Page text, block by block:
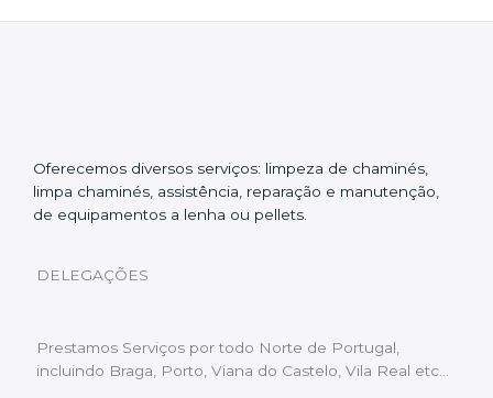
Oferecemos diversos serviços: limpeza de chaminés,
limpa chaminés, assistência, reparação e manutenção,
de equipamentos a lenha ou pellets.
DELEGAÇÕES
Prestamos Serviços por todo Norte de Portugal,
incluindo Braga, Porto, Viana do Castelo, Vila Real etc…